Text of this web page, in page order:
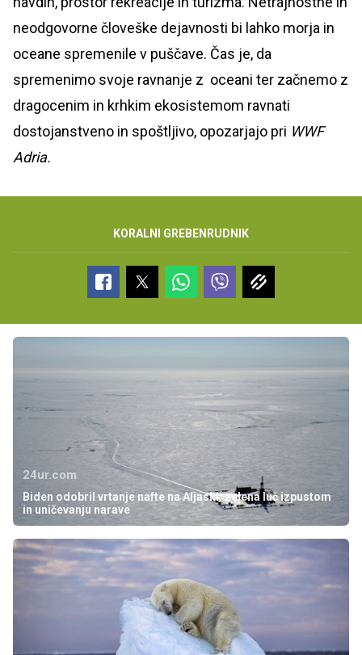
neodgovorne človeške dejavnosti bi lahko morja in
oceane spremenile v puščave. Čas je, da
spremenimo svoje ravnanje z oceani ter začnemo z
dragocenim in krhkim ekosistemom ravnati
dostojanstveno in spoštljivo, opozarjajo pri WWF
Adria.
KORALNI GREBEN RUDNIK
24ur.com
Biden odobril vrtanje nafte na Aljaski: zelena luč izpustom
in uničevanju narave